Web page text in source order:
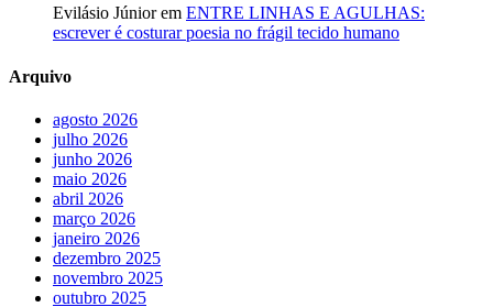
Evilásio Júniorem ENTRE LINHAS E AGULHAS:
escrever é costurar poesia no frágil tecido humano
Arquivo
agosto 2026
julho 2026
junho 2026
maio 2026
abril 2026
março 2026
janeiro 2026
dezembro 2025
novembro 2025
outubro 2025